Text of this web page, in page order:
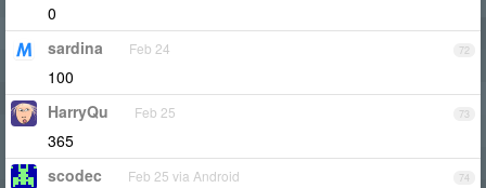
0
72
sardina Feb 24
100
73
HarryQu Feb 25
365
74
scodec Feb 25 via Android